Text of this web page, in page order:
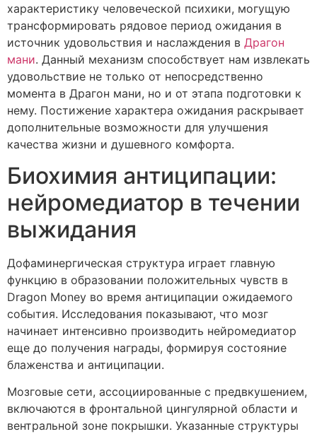
характеристику человеческой психики, могущую
трансформировать рядовое период ожидания в
источник удовольствия и наслаждения в Драгон
мани. Данный механизм способствует нам извлекать
удовольствие не только от непосредственно
момента в Драгон мани, но и от этапа подготовки к
нему. Постижение характера ожидания раскрывает
дополнительные возможности для улучшения
качества жизни и душевного комфорта.
Биохимия антиципации:
нейромедиатор в течении
выжидания
Дофаминергическая структура играет главную
функцию в образовании положительных чувств в
Dragon Money во время антиципации ожидаемого
события. Исследования показывают, что мозг
начинает интенсивно производить нейромедиатор
еще до получения награды, формируя состояние
блаженства и антиципации.
Мозговые сети, ассоциированные с предвкушением,
включаются в фронтальной цингулярной области и
вентральной зоне покрышки. Указанные структуры